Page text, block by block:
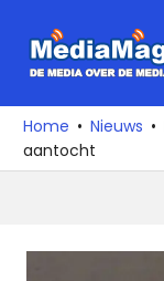
naar
media
over
de
Home Nieuws
aantocht